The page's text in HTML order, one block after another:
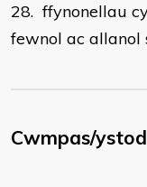
28. ffynonellau
fewnol ac allanol
Cwmpas/ystod